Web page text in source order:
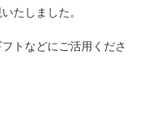
たしました。
トなどにご活用くださ